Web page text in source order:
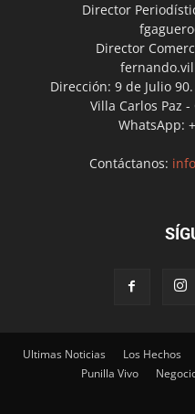
Director
Director
Dirección: 9 de Julio
Villa Carlos Paz
WhatsApp:
Contáctanos:
Ultimas Noticias Los Hechos
Punilla Vivo